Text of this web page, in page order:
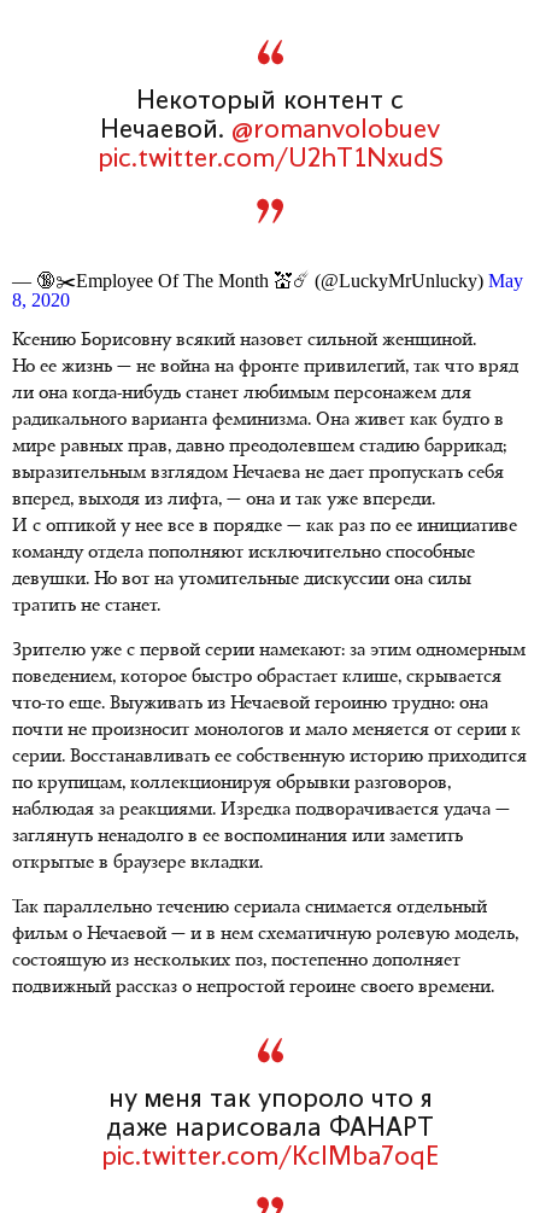
Некоторый контент с
Нечаевой. @romanvolobuev
pic.twitter.com/U2hT1NxudS
— 🔞✂️Employee Of The Month 💒☄️ (@LuckyMrUnlucky) May
8, 2020
Ксению Борисовну всякий назовет сильной женщиной.
Но ее жизнь — не война на фронте привилегий, так что вряд
ли она когда-нибудь станет любимым персонажем для
радикального варианта феминизма. Она живет как будто в
мире равных прав, давно преодолевшем стадию баррикад;
выразительным взглядом Нечаева не дает пропускать себя
вперед, выходя из лифта, — она и так уже впереди.
И с оптикой у нее все в порядке — как раз по ее инициативе
команду отдела пополняют исключительно способные
девушки. Но вот на утомительные дискуссии она силы
тратить не станет.
Зрителю уже с первой серии намекают: за этим одномерным
поведением, которое быстро обрастает клише, скрывается
что-то еще. Выуживать из Нечаевой героиню трудно: она
почти не произносит монологов и мало меняется от серии к
серии. Восстанавливать ее собственную историю приходится
по крупицам, коллекционируя обрывки разговоров,
наблюдая за реакциями. Изредка подворачивается удача —
заглянуть ненадолго в ее воспоминания или заметить
открытые в браузере вкладки.
Так параллельно течению сериала снимается отдельный
фильм о Нечаевой — и в нем схематичную ролевую модель,
состоящую из нескольких поз, постепенно дополняет
подвижный рассказ о непростой героине своего времени.
ну меня так упороло что я
даже нарисовала ФАНАРТ
pic.twitter.com/KcIMba7oqE